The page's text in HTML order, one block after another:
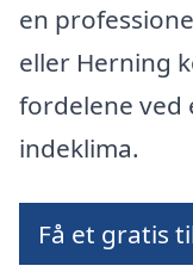
en
eller Herning
fordelene ved
indeklima.
Få et gratis